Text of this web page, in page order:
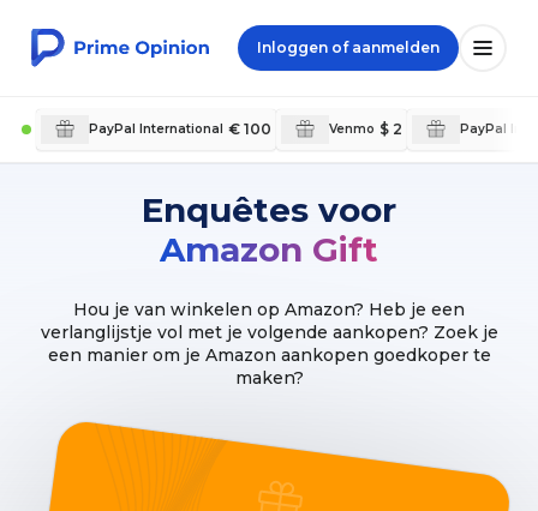
Inloggen of aanmelden
PayPal International € 100 Venmo $ 2 PayPal
Enquêtes voor
Amazon Gift
Hou je van winkelen op Amazon? Heb je een
verlanglijstje vol met je volgende aankopen? Zoek je
een manier om je Amazon aankopen goedkoper te
maken?